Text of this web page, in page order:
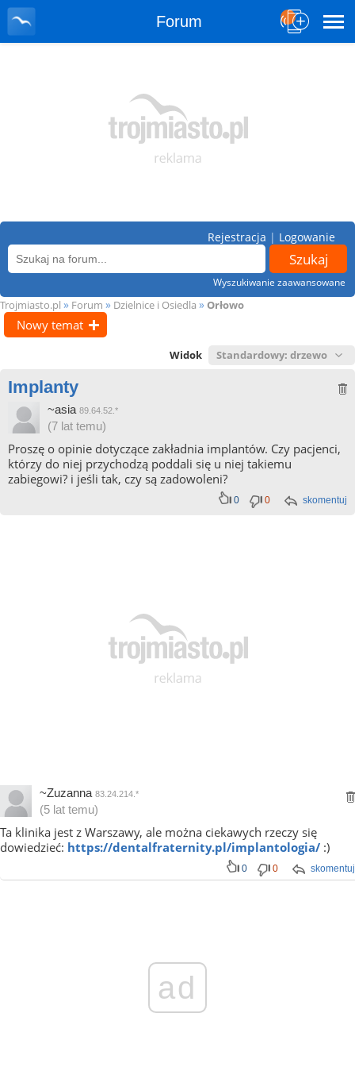
Forum
Wyszukiwanie zaawansowane
Rejestracja | Logowanie
Trojmiasto.pl » Forum » Dzielnice i Osiedla » Orłowo
Nowy temat
Widok
Implanty
~asia 89.64.52.*
(7 lat temu)
Proszę o opinie dotyczące zakładnia implantów. Czy pacjenci,
którzy do niej przychodzą poddali się u niej takiemu
zabiegowi? i jeśli tak, czy są zadowoleni?
skomentuj
0 0
~Zuzanna 83.24.214.*
(5 lat temu)
Ta klinika jest z Warszawy, ale można ciekawych rzeczy się
dowiedzieć: https://dentalfraternity.pl/implantologia/ :)
skomentuj
0 0
ad